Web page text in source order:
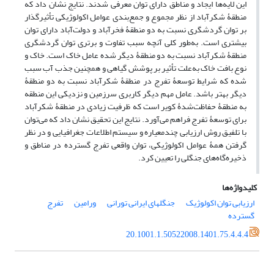
این لایه‌ها ایجاد و مناطق دارای توان معرفی شدند. نتایج نشان داد که
منطقۀ شکرآباد از نظر مجموع و جمع‌بندی عوامل اکولوژیکی تأثیرگذار
بر توان گردشگری نسبت به دو منطقۀ فخرآباد و دولت‌آباد دارای توان
بیشتری است. به‌طور کلی آنچه سبب تفاوت و برتری توان گردشگری
منطقۀ شکرآباد نسبت به دو منطقۀ دیگر شده عامل خاک است. خاک و
نوع بافت خاک به‌علت تأثیر بر پوشش گیاهی و همچنین جذب آب سبب
شده که شرایط توسعۀ تفرج در منطقۀ شکرآباد نسبت به دو منطقۀ
دیگر بهتر باشد. عامل مهم دیگر کاربری سرزمین و نزدیکی این منطقه
به منطقۀ حفاظت‌شدۀ کویر است که ظرفیت زیادی در منطقۀ شکرآباد
برای توسعۀ تفرج فراهم می‌آورد. نتایج این تحقیق نشان داد که می‌توان
با تلفیق روش ارزیابی چندمعیاره و سیستم اطلاعات جغرافیایی و در نظر
گرفتن همۀ عوامل اکولوژیکی، توان واقعی تفرج گسترده در مناطق و
ذخیره‌گاه‌های جنگلی را تعیین کرد.
کلیدواژه‌ها
ارزیابی توان اکولوژیک
جنگلهای ایرانی تورانی ورامین تفرج
گسترده
20.1001.1.50522008.1401.75.4.4.4